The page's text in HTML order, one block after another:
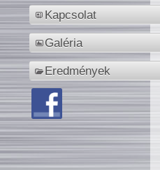
Kapcsolat
Galéria
Eredmények